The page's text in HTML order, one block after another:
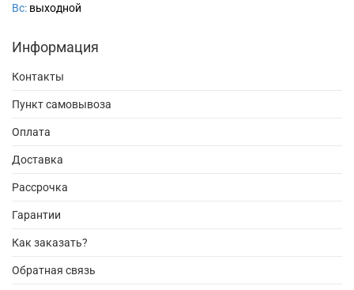
Вс: выходной
Информация
Контакты
Пункт самовывоза
Оплата
Доставка
Рассрочка
Гарантии
Как заказать?
Обратная связь